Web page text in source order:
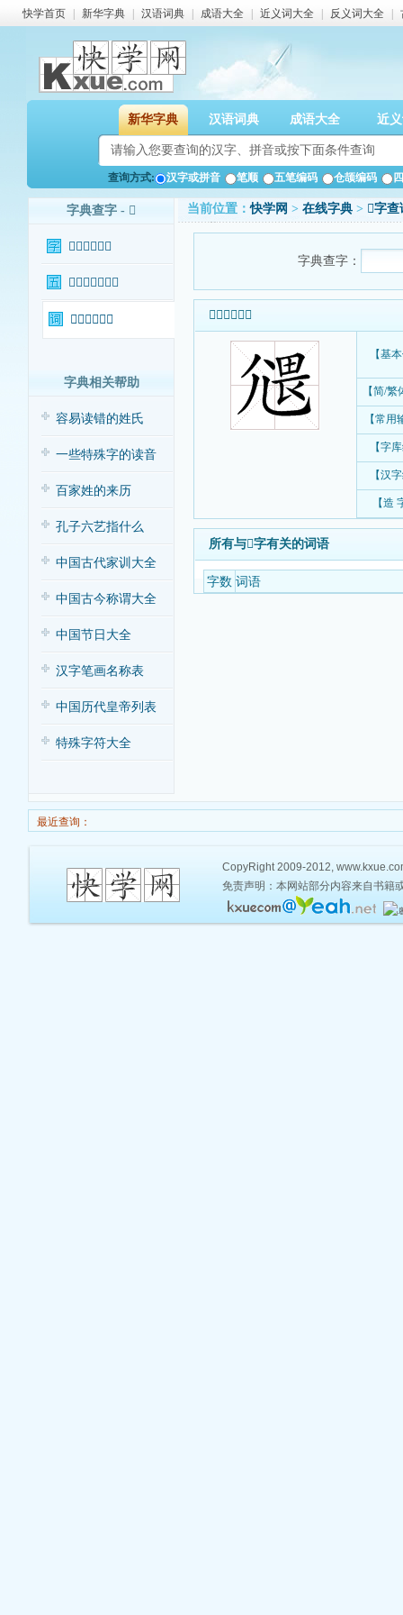
快学首页 新华字典 汉语词典 成语大全 近义词大全 反义词大全
新华字典 汉语词典 成语大全 近
查询方式: 汉字或拼音 笔顺 五笔编码 仓颉编码
字典查字 - 𡰂
𡰂字基本信息
𡰂字输入法查询
𡰂字相关词语
字典相关帮助
容易读错的姓氏
一些特殊字的读音
百家姓的来历
孔子六艺指什么
中国古代家训大全
中国古今称谓大全
中国节日大全
汉字笔画名称表
中国历代皇帝列表
特殊字符大全
当前位置：快学网 > 在线字典 > 𡰂字
字典查字：
𡰂字基本信息
【基
【简/
【常用
【字
【汉
【造
所有与𡰂字有关的词语
字数 词语
最近查询：
CopyRight 2009-2012,
免责声明：本网站部分内容来自书籍